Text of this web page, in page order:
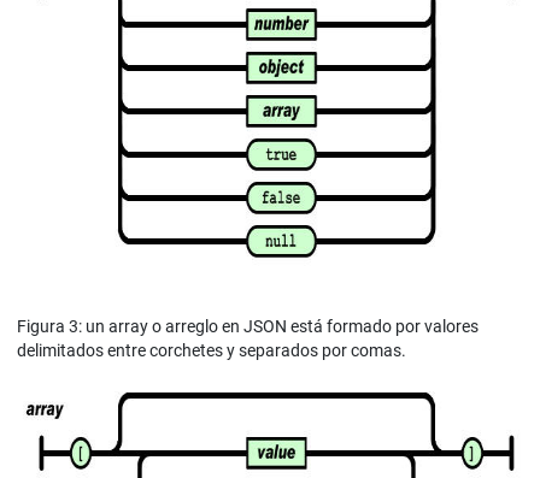
Figura 3: un array o arreglo en JSON está formado por valores
delimitados entre corchetes y separados por comas.